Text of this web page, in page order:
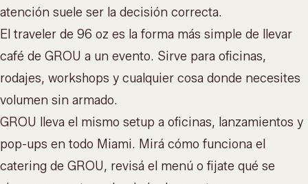
atención suele ser la decisión correcta.
El traveler de 96 oz es la forma más simple de llevar
café de GROU a un evento. Sirve para oficinas,
rodajes, workshops y cualquier cosa donde necesites
volumen sin armado.
GROU lleva el mismo setup a oficinas, lanzamientos y
pop-ups en todo Miami. Mirá cómo funciona el
catering de GROU, revisá el menú o fijate qué se